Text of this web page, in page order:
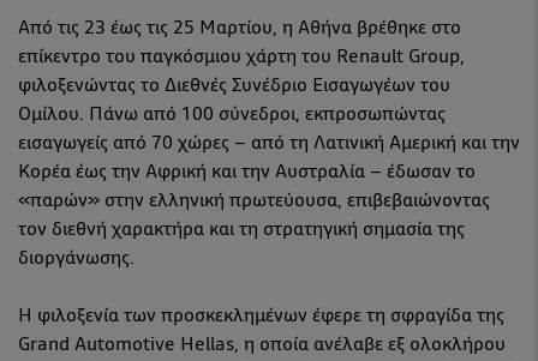
Από τις 23 έως τις 25 Μαρτίου, η Αθήνα βρέθηκε στο
επίκεντρο του παγκόσμιου χάρτη του Renault Group,
φιλοξενώντας το Διεθνές Συνέδριο Εισαγωγέων του
Ομίλου. Πάνω από 100 σύνεδροι, εκπροσωπώντας
εισαγωγείς από 70 χώρες – από τη Λατινική Αμερική και την
Κορέα έως την Αφρική και την Αυστραλία – έδωσαν το
«παρών» στην ελληνική πρωτεύουσα, επιβεβαιώνοντας
τον διεθνή χαρακτήρα και τη στρατηγική σημασία της
διοργάνωσης.
Η φιλοξενία των προσκεκλημένων έφερε τη σφραγίδα της
Grand Automotive Hellas, η οποία ανέλαβε εξ ολοκλήρου